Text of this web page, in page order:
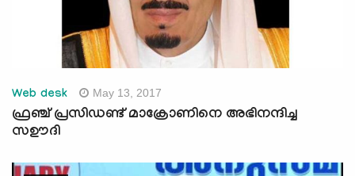
Web desk May 13, 2017
ഫ്രഞ്ച് പ്രസിഡണ്ട് മാക്രോണിനെ അഭിനന്ദിച്ച
സഊദി